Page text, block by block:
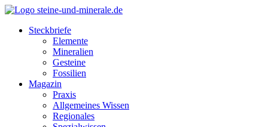
Steckbriefe
Elemente
Mineralien
Gesteine
Fossilien
Magazin
Praxis
Allgemeines Wissen
Regionales